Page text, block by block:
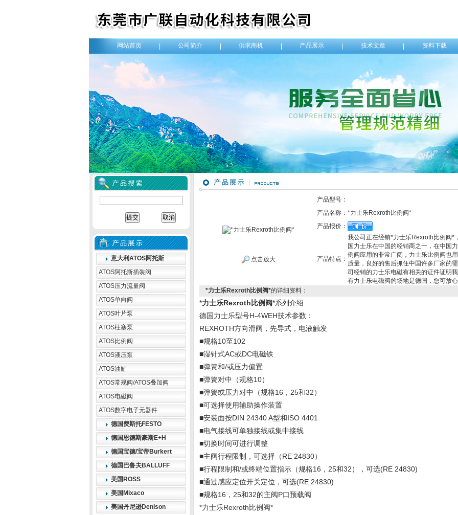
网站首页 公司简介 供求商机 产品展示 技术文章 资料下载
意大利ATOS阿托斯
ATOS阿托斯插装阀
ATOS压力流量阀
ATOS单向阀
ATOS叶片泵
ATOS柱塞泵
ATOS比例阀
ATOS液压泵
ATOS油缸
ATOS常规阀/ATOS叠加阀
ATOS电磁阀
ATOS数字电子元器件
德国费斯托FESTO
德国恩德斯豪斯E+H
德国宝德/宝帝Burkert
德国巴鲁夫BALLUFF
美国ROSS
美国Mixaco
美国丹尼逊Denison
点击放大
产品型号：
产品名称： *力士乐Rexroth比例阀*
产品报价：
产品特点：
我公司正在经销*力士乐Rexroth比例阀*
国力士乐在中国的经销商之一，在中国
例阀应用的非常广阔，力士乐比例阀也
质量，良好的售后抓住中国许多厂家的
司经销的力士乐电磁有相关的证件证明
有力士乐电磁阀的场地是德国，您可放
*力士乐Rexroth比例阀*的详细资料：
*力士乐Rexroth比例阀*系列介绍
德国力士乐型号H-4WEH技术参数：
REXROTH方向滑阀，先导式，电液触发
■规格10至102
■湿针式AC或DC电磁铁
■弹簧和/或压力偏置
■弹簧对中（规格10）
■弹簧或压力对中（规格16，25和32）
■可选择使用辅助操作装置
■安装面按DIN 24340 A型和ISO 4401
■电气接线可单独接线或集中接线
■切换时间可进行调整
■主阀行程限制，可选择（RE 24830）
■行程限制和/或终端位置指示（规格16，25和32），可选(RE 24830)
■通过感应定位开关定位，可选(RE 24830)
■规格16，25和32的主阀P口预载阀
*力士乐Rexroth比例阀*